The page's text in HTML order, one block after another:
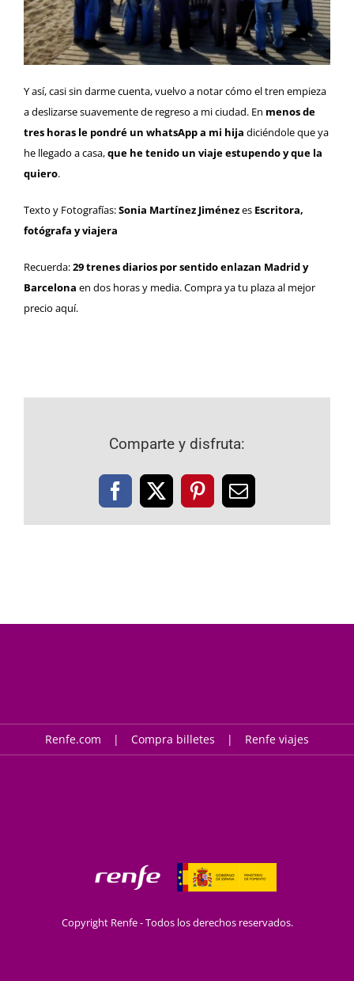
Y así, casi sin darme cuenta, vuelvo a notar cómo el tren empieza
a deslizarse suavemente de regreso a mi ciudad. En menos de
tres horas le pondré un whatsApp a mi hija diciéndole que ya
he llegado a casa,que he tenido un viaje estupendo y que la
quiero.
Texto y Fotografías:Sonia Martínez Jiménezes Escritora,
fotógrafa y viajera
Recuerda:29 trenes diarios por sentido enlazan Madrid y
Barcelona en dos horas y media. Compra ya tu plaza al mejor
precio aquí.
Comparte y disfruta:
Facebook
X PinterestCorreo
Renfe.com Compra billetes Renfe viajes
Copyright Renfe - Todos los derechos reservados.